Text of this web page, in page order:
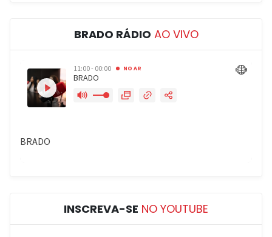
BRADO RÁDIO AO VIVO
INSCREVA-SE NO YOUTUBE